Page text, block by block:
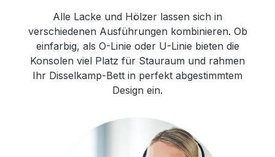
Alle Lacke und Hölzer lassen sich in
verschiedenen Ausführungen kombinieren. Ob
einfarbig, als O-Linie oder U-Linie bieten die
Konsolen viel Platz für Stauraum und rahmen
Ihr Disselkamp-Bett in perfekt abgestimmtem
Design ein.